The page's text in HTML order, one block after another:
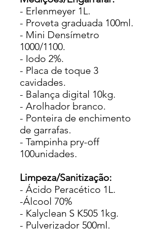
- Erlenmeyer 1L.
- Proveta graduada 100ml.
- Mini Densímetro
1000/1100.
- Iodo 2%.
- Placa de toque 3
cavidades.
- Balança digital 10kg.
- Arolhador branco.
- Ponteira de enchimento
de garrafas.
- Tampinha pry-off
100unidades.
Limpeza/Sanitização:
- Ácido Peracético 1L.
-Álcool 70%
- Kalyclean S K505 1kg.
- Pulverizador 500ml.